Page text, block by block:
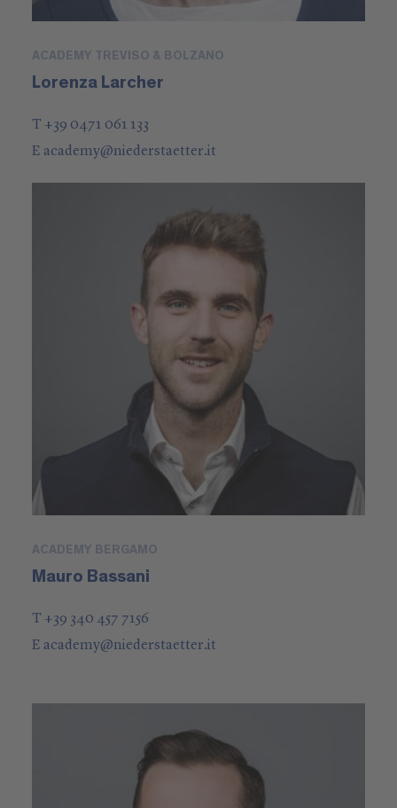
ACADEMY TREVISO & BOLZANO
Lorenza Larcher
T +39 0471 061 133
E academy@niederstaetter.it
ACADEMY BERGAMO
Mauro Bassani
T +39 340 457 7156
E academy@niederstaetter.it